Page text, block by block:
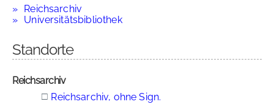
Reichsarchiv
Universitätsbibliothek
Standorte
Reichsarchiv
□ Reichsarchiv, ohne Sign.